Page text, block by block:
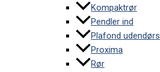
Kompaktrør
Pendler ind
Plafond udendørs
Proxima
Rør